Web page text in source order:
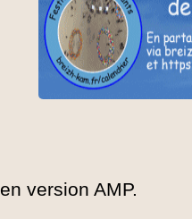
en version AMP.